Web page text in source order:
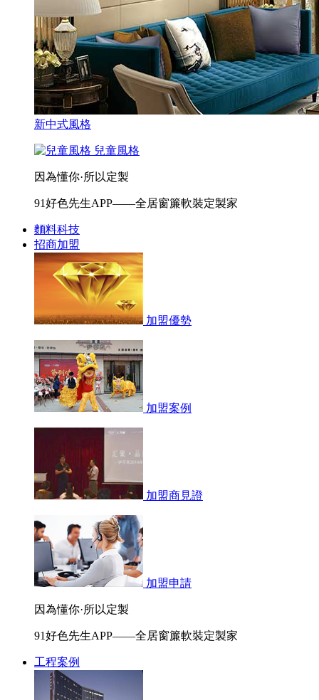
新中式風格
兒童風格
因為懂你·所以定製
91好色先生APP——全居窗簾軟裝定製家
麵料科技
招商加盟
加盟優勢
加盟案例
加盟商見證
加盟申請
因為懂你·所以定製
91好色先生APP——全居窗簾軟裝定製家
工程案例